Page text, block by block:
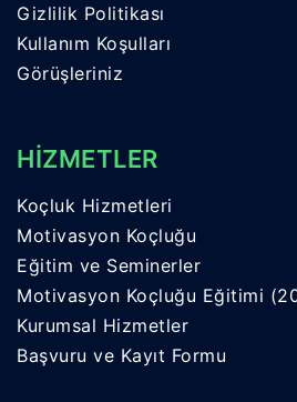
Gizlilik Politikası
Kullanım Koşulları
Görüşleriniz
HİZMETLER
Koçluk Hizmetleri
Motivasyon Koçluğu
Eğitim ve Seminerler
Motivasyon Koçluğu Eğitimi
Kurumsal Hizmetler
Başvuru ve Kayıt Formu